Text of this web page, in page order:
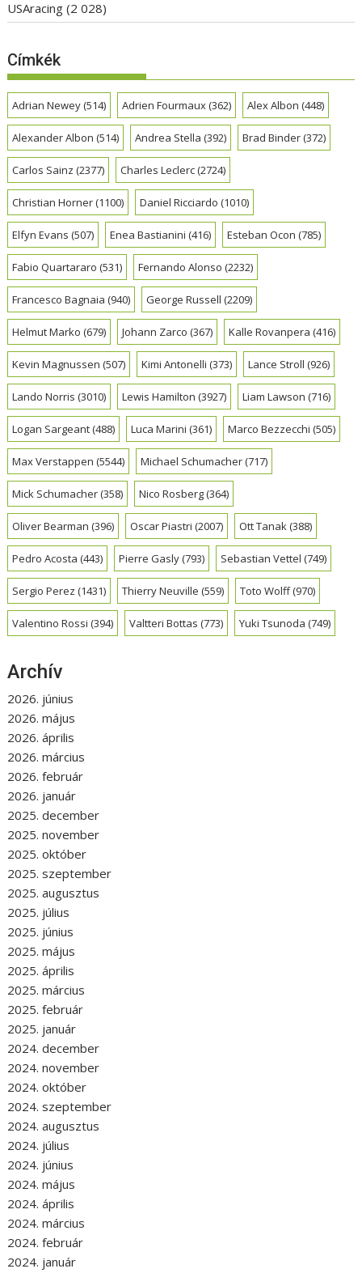
USAracing (2 028)
Címkék
Adrian Newey(514) Adrien Fourmaux(362) Alex Albon (448)
Alexander Albon (514) Andrea Stella (392) Brad Binder(372)
Carlos Sainz (2377) Charles Leclerc(2724)
Christian Horner(1100) Daniel Ricciardo (1010)
Elfyn Evans (507) Enea Bastianini (416) Esteban Ocon (785)
Fabio Quartararo (531) Fernando Alonso (2232)
Francesco Bagnaia (940) George Russell (2209)
Helmut Marko (679) Johann Zarco (367) Kalle Rovanpera (416)
Kevin Magnussen (507) Kimi Antonelli (373) Lance Stroll (926)
Lando Norris (3010) Lewis Hamilton (3927) Liam Lawson (716)
Logan Sargeant(488) Luca Marini (361) Marco Bezzecchi (505)
Max Verstappen (5544) Michael Schumacher(717)
Mick Schumacher(358) Nico Rosberg(364)
Oliver Bearman (396) Oscar Piastri (2007) Ott Tanak(388)
Pedro Acosta (443) Pierre Gasly(793) Sebastian Vettel (749)
Sergio Perez (1431) Thierry Neuville (559) Toto Wolff(970)
Valentino Rossi (394) Valtteri Bottas (773) Yuki Tsunoda (749)
Archív
2026. június
2026. május
2026. április
2026. március
2026. február
2026. január
2025. december
2025. november
2025. október
2025. szeptember
2025. augusztus
2025. július
2025. június
2025. május
2025. április
2025. március
2025. február
2025. január
2024. december
2024. november
2024. október
2024. szeptember
2024. augusztus
2024. július
2024. június
2024. május
2024. április
2024. március
2024. február
2024. január